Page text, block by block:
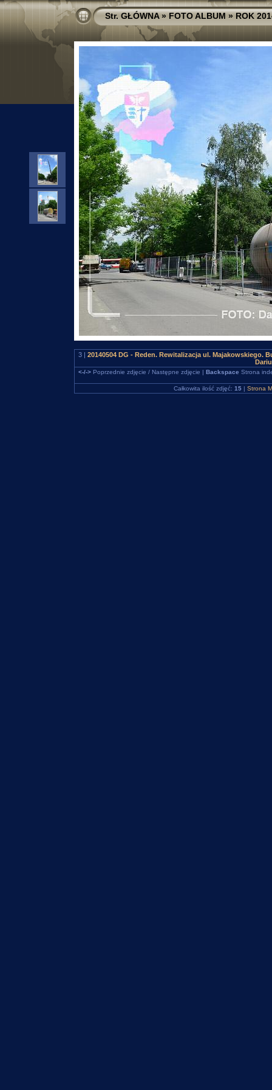
Str. GŁÓWNA»FOTO ALBUM»ROK
3 | 20140504 DG - Reden. Rewitalizacja ul.
<-/->Poprzednie zdjęcie / Następne zdjęcie | Backspace Strona
Całkowita ilość zdjęć: 15 | Strona